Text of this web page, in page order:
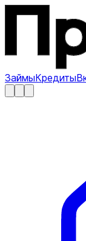
ЗаймыКредиты